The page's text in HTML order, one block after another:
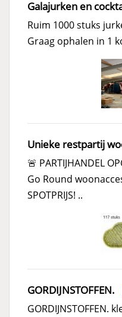
Galajurken en
Ruim 1000 stuks
Graag ophalen in 1
Unieke restpartij
🚨 PARTIJHANDEL
Go Round
SPOTPRIJS! ..
GORDIJNSTOFFEN.
GORDIJNSTOFFEN.